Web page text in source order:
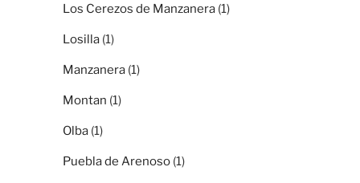
Los Cerezos de Manzanera (1)
Losilla (1)
Manzanera (1)
Montan (1)
Olba (1)
Puebla de Arenoso (1)